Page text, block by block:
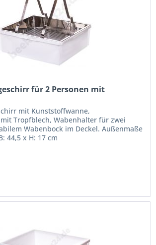
für 2 Personen mit
mit Kunststoffwanne,
Tropfblech, Wabenhalter für zwei
Wabenbock im Deckel. Außenmaße
44,5 x H: 17 cm